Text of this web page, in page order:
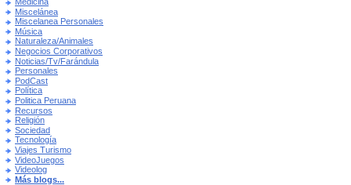
Miscelánea
Miscelanea Personales
Música
Naturaleza/Animales
Negocios Corporativos
Noticias/Tv/Farándula
Personales
PodCast
Política
Politica Peruana
Recursos
Religión
Sociedad
Tecnología
Viajes Turismo
VideoJuegos
Videolog
Más blogs...